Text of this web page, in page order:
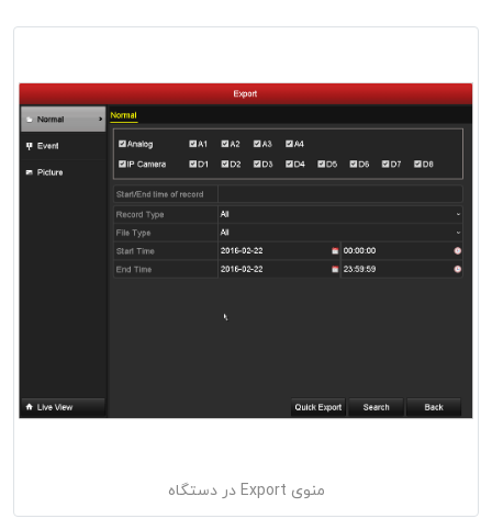
منوی Export در دستگاه